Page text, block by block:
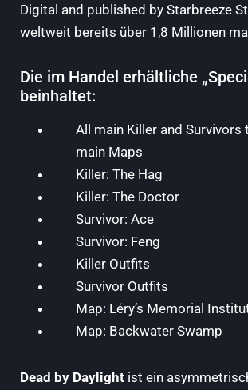
Digital and published by Starbreeze
weltweit bereits über 1,8 Millionen
Die im Handel erhältliche
beinhaltet:
All main Killer and
main Maps
Killer: The Hag
Killer: The Doctor
Survivor: Ace
Survivor: Feng
Killer Outfits
Survivor Outfits
Map: Léry’s Memorial
Map: Backwater Swamp
Dead by Daylight ist ein